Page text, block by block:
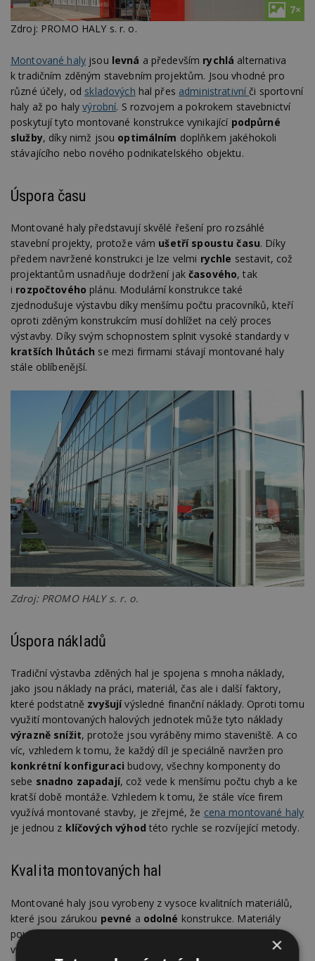
7×
Zdroj: PROMO HALY s. r. o.
Montované halyjsou levná a především rychlá alternativa
k tradičním zděným stavebním projektům. Jsou vhodné pro
různé účely, od skladových hal přes administrativníči sportovní
haly až po halyvýrobní. S rozvojem a pokrokem stavebnictví
poskytují tyto montované konstrukce vynikající podpůrné
služby, díky nimž jsou optimálním doplňkem jakéhokoli
stávajícího nebo nového podnikatelského objektu.
Úspora času
Montované haly představují skvělé řešení pro rozsáhlé
stavební projekty, protože vám ušetří spoustu času. Díky
předem navržené konstrukci je lze velmi rychle sestavit, což
projektantům usnadňuje dodržení jakčasového, tak
i rozpočtového plánu. Modulární konstrukce také
zjednodušuje výstavbu díky menšímu počtu pracovníků, kteří
oproti zděným konstrukcím musí dohlížet na celý proces
výstavby. Díky svým schopnostem splnit vysoké standardy v
kratších lhůtách se mezi firmami stávají montované haly
stále oblíbenější.
Zdroj: PROMO HALY s. r. o.
Úspora nákladů
Tradiční výstavba zděných hal je spojena s mnoha náklady,
jako jsou náklady na práci, materiál, čas ale i další faktory,
které podstatně zvyšujívýsledné finanční náklady. Oproti tomu
využití montovaných halových jednotek může tyto náklady
výrazně snížit, protože jsou vyráběny mimo staveniště. A co
víc, vzhledem k tomu, že každý díl je speciálně navržen pro
konkrétní konfiguraci budovy, všechny komponenty do
sebe snadno zapadají, což vede k menšímu počtu chyb a ke
kratší době montáže. Vzhledem k tomu, že stále více firem
využívá montované stavby, je zřejmé, že cena montované haly
je jednou z klíčových výhod této rychle se rozvíjející metody.
Kvalita montovaných hal
Montované haly jsou vyrobeny z vysoce kvalitních materiálů,
které jsou zárukou pevné a odolné konstrukce. Materiály
použité na stavbu montovaných hal jsou navrženy tak, aby
vydržely
vůči povětrnostním
×